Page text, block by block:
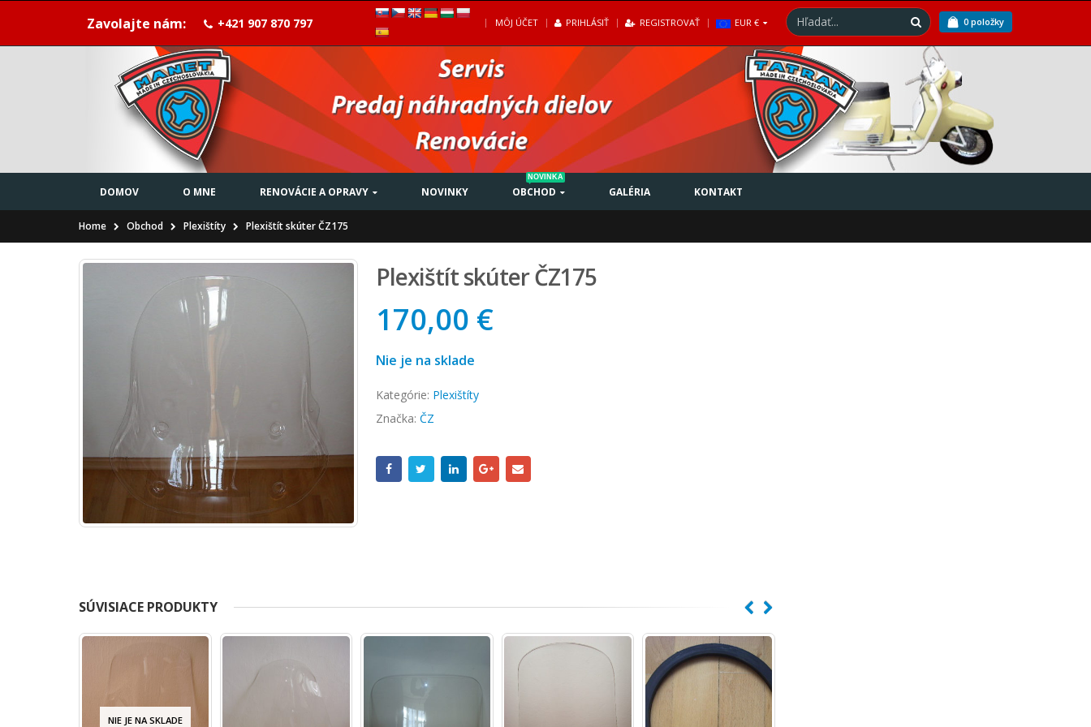
Zavolajte nám: +421 907 870 797 | MÔJ ÚČET PRIHLÁSIŤ REGISTROVAŤ EUR € 0 položky
DOMOV O MNE RENOVÁCIE A OPRAVY NOVINKY OBCHOD
NOVINKA
GALÉRIA KONTAKT
Home Obchod Plexištíty Plexištít skúter ČZ175
Plexištít skúter ČZ175
170,00 €
Nie je na sklade
Kategórie: Plexištíty
Značka: ČZ
SÚVISIACE PRODUKTY
NIE JE NA SKLADE